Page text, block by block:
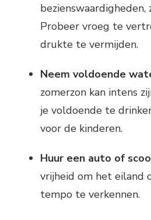
bezienswaardigheden,
Probeer vroeg te
drukte te vermijden.
Neem voldoende
zomerzon kan intens
je voldoende te
voor de kinderen.
Huur een auto of
vrijheid om het eiland
tempo te verkennen.